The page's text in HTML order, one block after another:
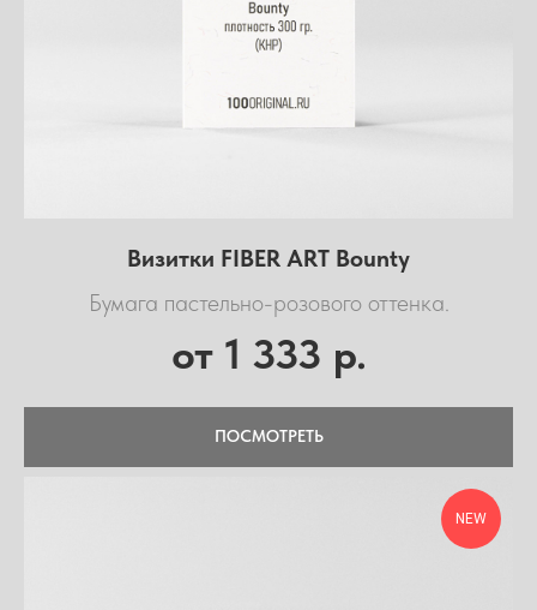
Визитки FIBER ART Bounty
Бумага пастельно-розового оттенка.
от 1 333 р.
ПОСМОТРЕТЬ
NEW